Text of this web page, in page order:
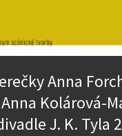
Anna
Anna Kolárová-
J. K. Tyla